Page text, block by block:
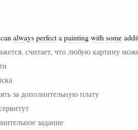
alwaysperfecta paintingwith some
считает, что любую картину
за дополнительную плату
задание